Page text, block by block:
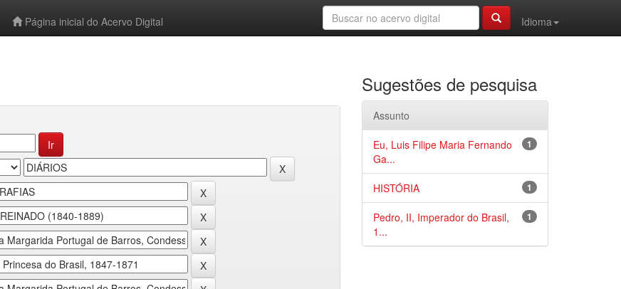
Página inicial do Acervo Digital
Idioma
Sugestões de pesquisa
Assunto
1
Eu, Luis Filipe Maria Fernando
Ga...
1
HISTÓRIA
1
Pedro, II, Imperador do Brasil,
1...